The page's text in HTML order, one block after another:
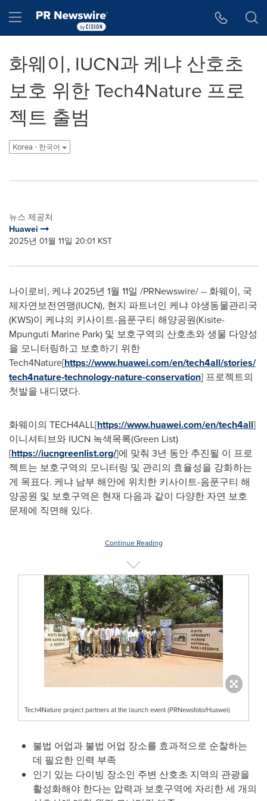
Hamburger menu
화웨이, IUCN과 케냐 산호초
보호 위한 Tech4Nature 프로
젝트 출범
Korea - 한국어
뉴스 제공처
Huawei
2025년 01월 11일 20:01 KST
나이로비, 케냐 2025년 1월 11일 /PRNewswire/ -- 화웨이, 국
제자연보전연맹(IUCN), 현지 파트너인 케냐 야생동물관리국
(KWS)이 케냐의 키사이트-음푼구티 해양공원(Kisite-
Mpunguti Marine Park) 및 보호구역의 산호초와 생물 다양성
을 모니터링하고 보호하기 위한
Tech4Nature[https://www.huawei.com/en/tech4all/stories/
tech4nature-technology-nature-conservation] 프로젝트의
첫발을 내디뎠다.
화웨이의 TECH4ALL[https://www.huawei.com/en/tech4all]
이니셔티브와 IUCN 녹색목록(Green List)
[https://iucngreenlist.org/]에 맞춰 3년 동안 추진될 이 프로
젝트는 보호구역의 모니터링 및 관리의 효율성을 강화하는
게 목표다. 케냐 남부 해안에 위치한 키사이트-음푼구티 해
양공원 및 보호구역은 현재 다음과 같이 다양한 자연 보호
문제에 직면해 있다.
Continue Reading
Tech4Nature project partners at the launch event (PRNewsfoto/Huawei)
불법 어업과 불법 어업 장소를 효과적으로 순찰하는
데 필요한 인력 부족
인기 있는 다이빙 장소인 주변 산호초 지역의 관광을
활성화해야 한다는 압력과 보호구역에 자리한 세 개의